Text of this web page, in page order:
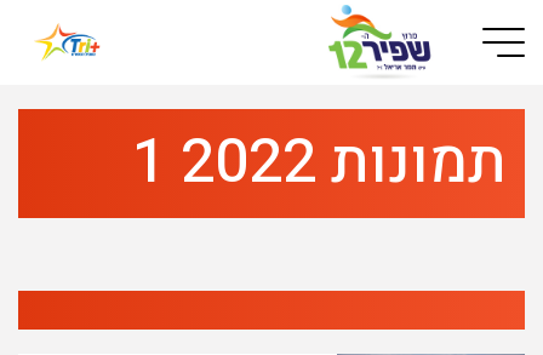
Button used only for devices with a small screen
תמונות 2022 1